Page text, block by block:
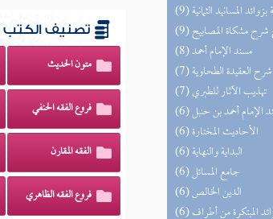
بزوائد المسانيد الثمانية
شرح مشكاة المصابيح
(8) مسند الإمام أحمد
(7) شرح العقيدة الطحاوية
(7) تهذيب الآثار للطبري
الإمام أحمد بن حنبل
(6) الأحاديث المختارة
(6) البداية والنهاية
(6) جامع المسائل
(6) الدين الخالص
(6) إتحاف المهرة بالفوائد المبتكرة من أطراف
تصنيف الكتب
متون الحديث
فروع الفقه الحنفي
الفقه المقارن
فروع الفقه الظاهري